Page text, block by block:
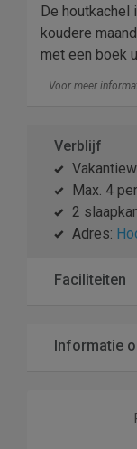
De
koudere
met een boek
Voor meer
Verblijf
Max. 4
2
Adres:
Faciliteiten
Informatie